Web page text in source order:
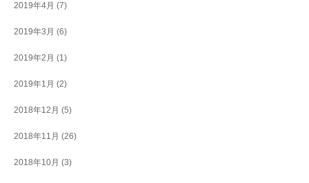
2019年4月 (7)
2019年3月 (6)
2019年2月 (1)
2019年1月 (2)
2018年12月 (5)
2018年11月 (26)
2018年10月 (3)